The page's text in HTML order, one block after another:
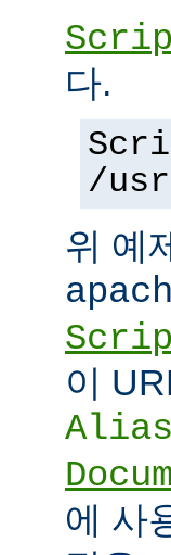
다.
/
위 예
이
Alias
에 사